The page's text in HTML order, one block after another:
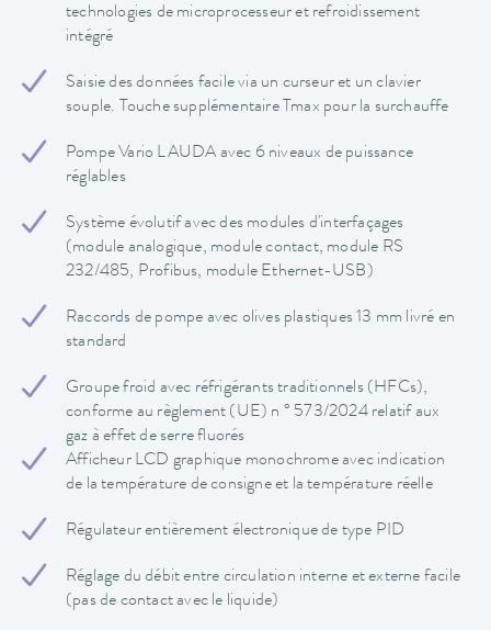
technologies de microprocesseur et refroidissement
intégré
Saisie des données facile via un curseur et un clavier
souple. Touche supplémentaire Tmax pour la surchauffe
Pompe Vario LAUDA avec 6 niveaux de puissance
réglables
Système évolutif avec des modules d'interfaçages
(module analogique, module contact, module RS
232/485, Profibus, module Ethernet-USB)
Raccords de pompe avec olives plastiques 13 mm livré en
standard
Groupe froid avec réfrigérants traditionnels (HFCs),
conforme au règlement (UE) n ° 573/2024 relatif aux
gaz à effet de serre fluorés
Afficheur LCD graphique monochrome avec indication
de la température de consigne et la température réelle
Régulateur entièrement électronique de type PID
Réglage du débit entre circulation interne et externe facile
(pas de contact avec le liquide)